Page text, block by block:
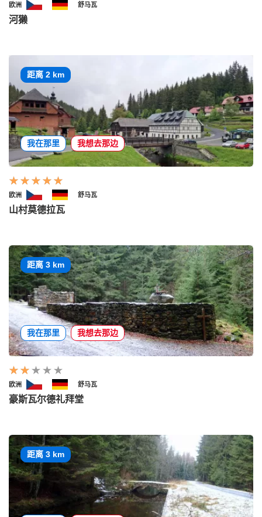
欧洲 舒马瓦
河獭
距离 2 km
我在那里 我想去那边
欧洲 舒马瓦
山村莫德拉瓦
距离 3 km
我在那里 我想去那边
欧洲 舒马瓦
豪斯瓦尔德礼拜堂
距离 3 km